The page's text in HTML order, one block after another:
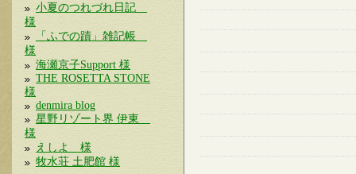
小夏のつれづれ日記
様
「ふでの蹟」雑記帳
様
海瀬京子Support 様
THE ROSETTA STONE
様
denmira blog
星野リゾート界 伊東
様
えしよ 様
牧水荘 土肥館 様